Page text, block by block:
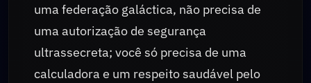
uma federação galáctica, não precisa de
uma autorização de segurança
ultrassecreta; você só precisa de uma
calculadora e um respeito saudável pelo